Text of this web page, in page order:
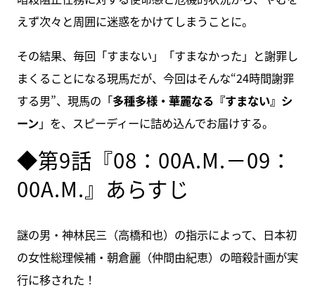
えず次々と周囲に迷惑をかけてしまうことに。
その結果、毎回「すまない」「すまなかった」と謝罪し
まくることになる現馬だが、今回はそんな“24時間謝罪
する男”、現馬の「多種多様・華麗なる『すまない』シ
ーン」を、スピーディーに詰め込んでお届けする。
◆第9話『08：00A.M.－09：
00A.M.』あらすじ
謎の男・神林民三（高橋和也）の指示によって、日本初
の女性総理候補・朝倉麗（仲間由紀恵）の暗殺計画が実
行に移された！